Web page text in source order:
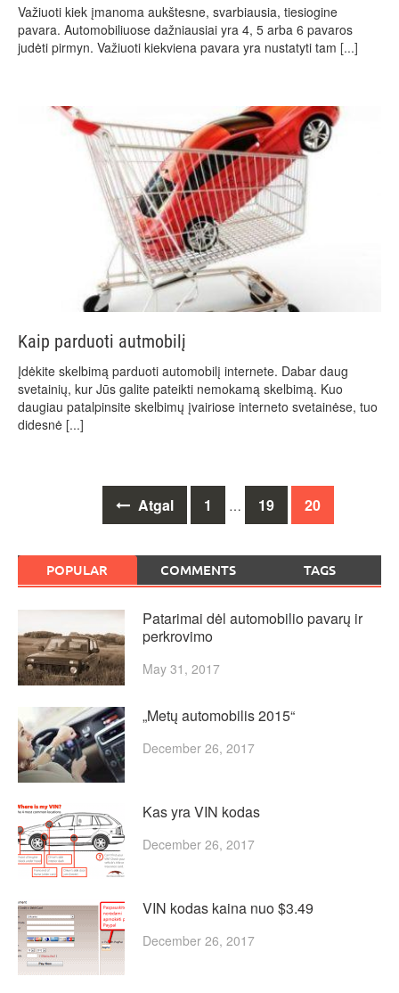
Važiuoti kiek įmanoma aukštesne, svarbiausia, tiesiogine
pavara. Automobiliuose dažniausiai yra 4, 5 arba 6 pavaros
judėti pirmyn. Važiuoti kiekviena pavara yra nustatyti tam [...]
Kaip parduoti autmobilį
Įdėkite skelbimą parduoti automobilį internete. Dabar daug
svetainių, kur Jūs galite pateikti nemokamą skelbimą. Kuo
daugiau patalpinsite skelbimų įvairiose interneto svetainėse, tuo
didesnė [...]
Atgal 1 … 19 20
POPULAR COMMENTS TAGS
Patarimai dėl automobilio pavarų ir
perkrovimo
May 31, 2017
„Metų automobilis 2015“
December 26, 2017
Kas yra VIN kodas
December 26, 2017
VIN kodas kaina nuo $3.49
December 26, 2017